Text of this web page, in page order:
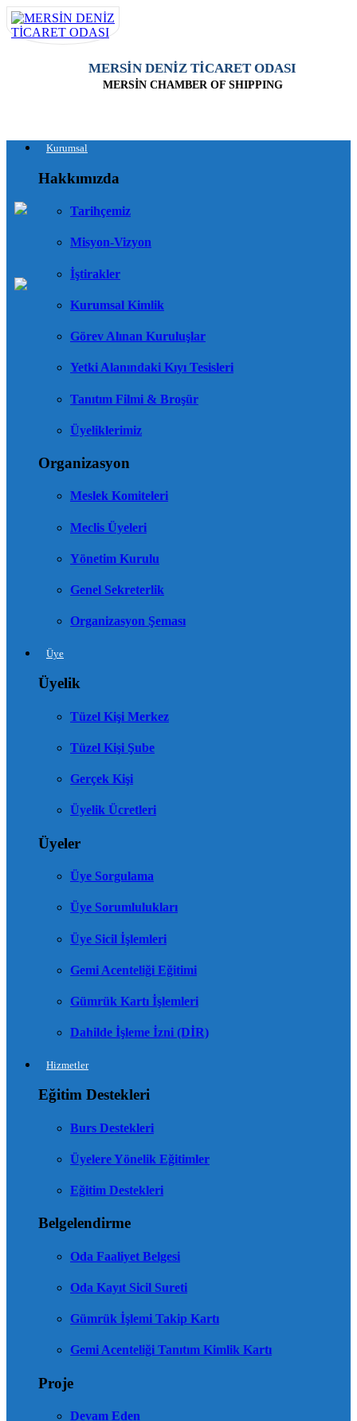
MERSİN DENİZ TİCARET ODASI
MERSİN CHAMBER OF SHIPPING
Kurumsal
Hakkımızda
Tarihçemiz
Misyon-Vizyon
İştirakler
Kurumsal Kimlik
Görev Alınan Kuruluşlar
Yetki Alanındaki Kıyı Tesisleri
Tanıtım Filmi & Broşür
Üyeliklerimiz
Organizasyon
Meslek Komiteleri
Meclis Üyeleri
Yönetim Kurulu
Genel Sekreterlik
Organizasyon Şeması
Üye
Üyelik
Tüzel Kişi Merkez
Tüzel Kişi Şube
Gerçek Kişi
Üyelik Ücretleri
Üyeler
Üye Sorgulama
Üye Sorumlulukları
Üye Sicil İşlemleri
Gemi Acenteliği Eğitimi
Gümrük Kartı İşlemleri
Dahilde İşleme İzni (DİR)
Hizmetler
Eğitim Destekleri
Burs Destekleri
Üyelere Yönelik Eğitimler
Eğitim Destekleri
Belgelendirme
Oda Faaliyet Belgesi
Oda Kayıt Sicil Sureti
Gümrük İşlemi Takip Kartı
Gemi Acenteliği Tanıtım Kimlik Kartı
Proje
Devam Eden